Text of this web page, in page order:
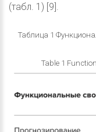
(табл. 1) [9].
Таблица 1
Table 1